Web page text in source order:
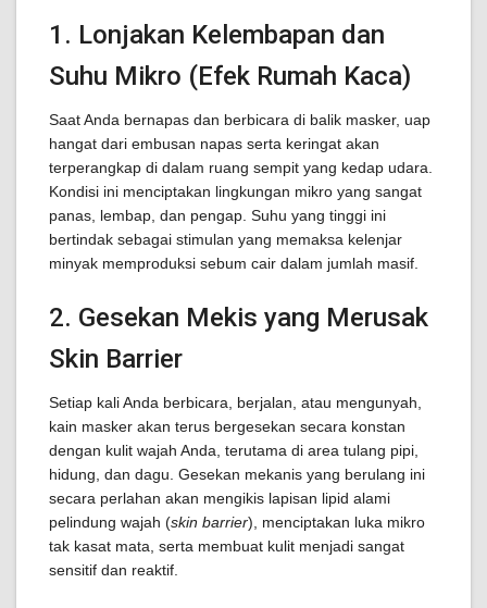
1. Lonjakan Kelembapan dan
Suhu Mikro (Efek Rumah Kaca)
Saat Anda bernapas dan berbicara di balik masker, uap
hangat dari embusan napas serta keringat akan
terperangkap di dalam ruang sempit yang kedap udara.
Kondisi ini menciptakan lingkungan mikro yang sangat
panas, lembap, dan pengap. Suhu yang tinggi ini
bertindak sebagai stimulan yang memaksa kelenjar
minyak memproduksi sebum cair dalam jumlah masif.
2. Gesekan Mekis yang Merusak
Skin Barrier
Setiap kali Anda berbicara, berjalan, atau mengunyah,
kain masker akan terus bergesekan secara konstan
dengan kulit wajah Anda, terutama di area tulang pipi,
hidung, dan dagu. Gesekan mekanis yang berulang ini
secara perlahan akan mengikis lapisan lipid alami
pelindung wajah (skin barrier), menciptakan luka mikro
tak kasat mata, serta membuat kulit menjadi sangat
sensitif dan reaktif.